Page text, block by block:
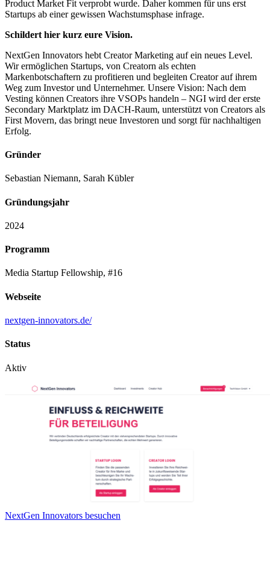
Product Market Fit verprobt wurde. Daher kommen für uns erst
Startups ab einer gewissen Wachstumsphase infrage.
Schildert hier kurz eure Vision.
NextGen Innovators hebt Creator Marketing auf ein neues Level.
Wir ermöglichen Startups, von Creatorn als echten
Markenbotschaftern zu profitieren und begleiten Creator auf ihrem
Weg zum Investor und Unternehmer. Unsere Vision: Nach dem
Vesting können Creators ihre VSOPs handeln – NGI wird der erste
Secondary Marktplatz im DACH-Raum, unterstützt von Creators als
First Movern, das bringt neue Investoren und sorgt für nachhaltigen
Erfolg.
Gründer
Sebastian Niemann, Sarah Kübler
Gründungsjahr
2024
Programm
Media Startup Fellowship, #16
Webseite
nextgen-innovators.de/
Status
Aktiv
NextGen Innovators besuchen